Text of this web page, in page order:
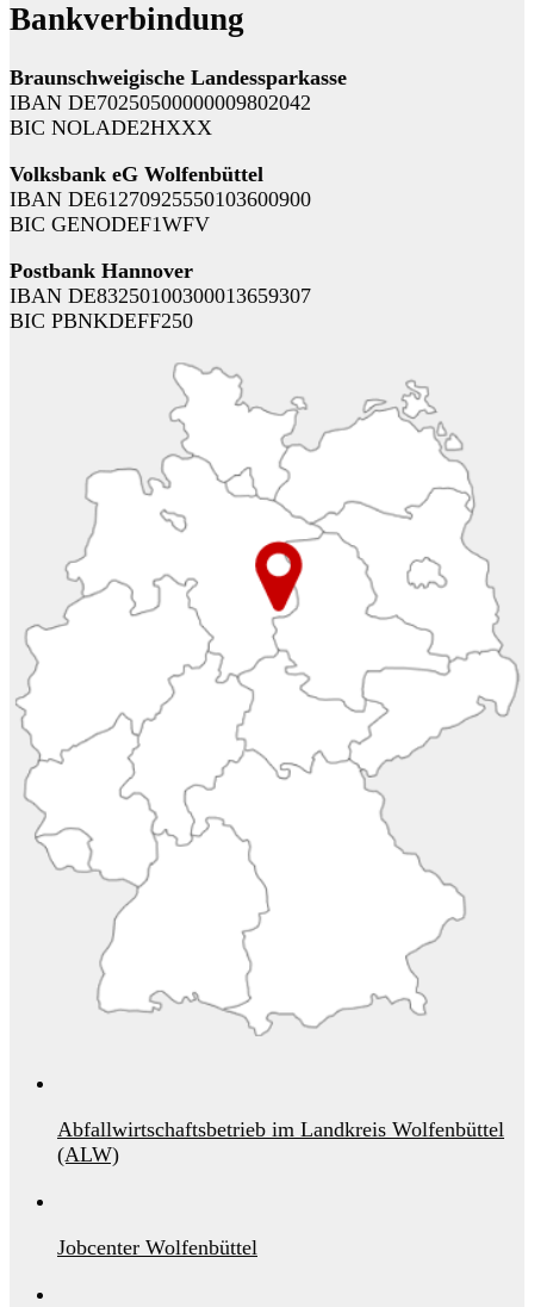
Bankverbindung
Braunschweigische Landessparkasse
IBAN DE70250500000009802042
BIC NOLADE2HXXX
Volksbank eG Wolfenbüttel
IBAN DE61270925550103600900
BIC GENODEF1WFV
Postbank Hannover
IBAN DE83250100300013659307
BIC PBNKDEFF250
Abfallwirtschaftsbetrieb im Landkreis Wolfenbüttel
(ALW)
Jobcenter Wolfenbüttel